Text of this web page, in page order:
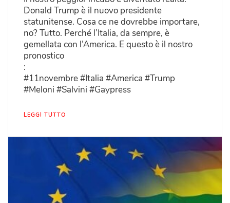
Donald Trump è il nuovo presidente
statunitense. Cosa ce ne dovrebbe importare,
no? Tutto. Perché l’Italia, da sempre, è
gemellata con l’America. E questo è il nostro
pronostico
:
#11novembre #Italia #America #Trump
#Meloni #Salvini #Gaypress
LEGGI TUTTO